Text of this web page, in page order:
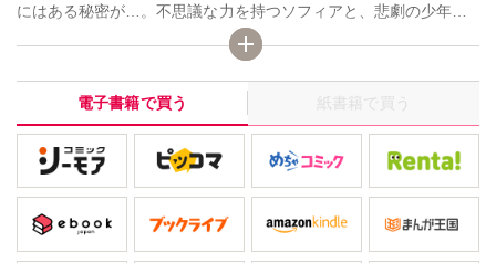
にはある秘密が…。不思議な力を持つソフィアと、悲劇の少年で
あるグウィンとの小さな恋が芽生えるのか。そして事件の真相に
辿り着けることができるのか？「小説家になろう」の人気作コミ
カライズ！
電子書籍で買う
紙書籍で買う